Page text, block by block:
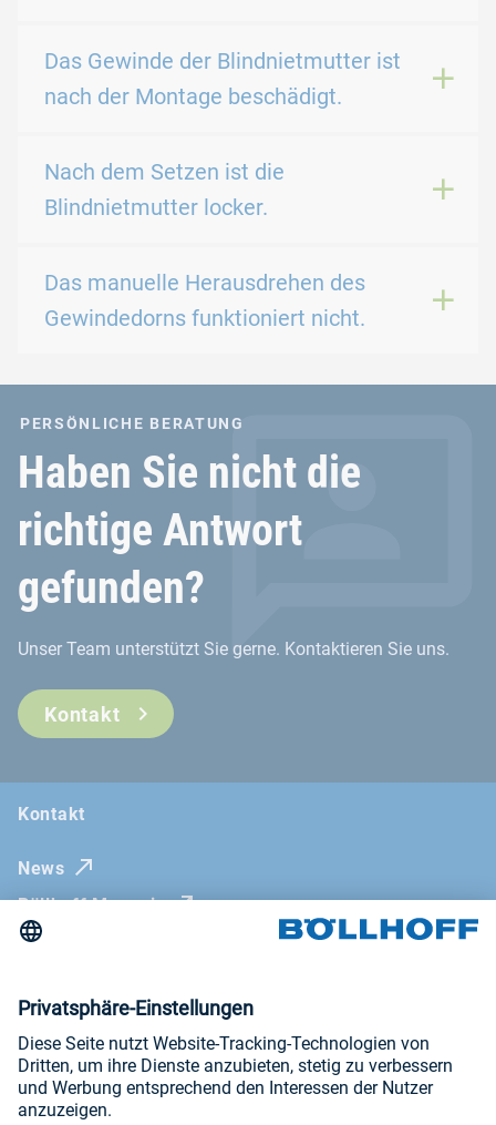
Das Gewinde der Blindnietmutter ist
nach der Montage beschädigt.
Nach dem Setzen ist die
Blindnietmutter locker.
Das manuelle Herausdrehen des
Gewindedorns funktioniert nicht.
PERSÖNLICHE BERATUNG
Haben Sie nicht die
richtige Antwort
gefunden?
Unser Team unterstützt Sie gerne. Kontaktieren Sie uns.
Kontakt
Kontakt
News
Böllhoff Magazin
Messen und Seminare
Impressum
AGB
Datenschutzerklärung